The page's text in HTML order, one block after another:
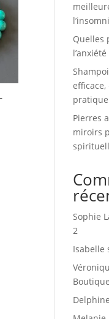
Quelles
pratique
Pierres
miroirs
Sophie
2
Isabelle